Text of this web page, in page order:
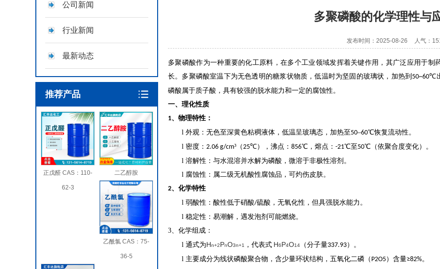
公司新闻
行业新闻
最新动态
推荐产品
正戊醛 CAS：110-
62-3
二乙醇胺
乙酰氯 CAS：75-
36-5
多聚磷酸的化学理性与
发布时间：2025-08-26 人气：
多聚磷酸作为一种重要的化工原料，在多个工业领域发挥着关键作用，其广泛应用于
长。 多聚磷酸室温下为无色透明的糖浆状物质，低温时为坚固的玻璃状，加热到 50~60℃
磷酸属于质子酸 ， 具有较强的脱水能力和一定的腐蚀性。
‌一、理化性质‌
1、 ‌物理特性 ：
l ‌外观‌：无色至深黄色粘稠液体，低温呈玻璃态，加热至 50–60℃恢复流动性。
l ‌密度‌： 2.06 g/cm³（25℃），‌沸点‌： 856℃，‌熔点‌： -21℃至 50℃（依聚合度变化）。
l ‌溶解性‌：与水混溶并水解为磷酸，微溶于非极性溶剂。
l ‌腐蚀性‌：属二级无机酸性腐蚀品，可灼伤皮肤。
2、 ‌化学特性
l ‌弱酸性‌：酸性低于硝酸/硫酸，无氧化性，但具强脱水能力。
l 稳定性：易潮解，遇发泡剂可能燃烧。
3、 化学组成：
l 通式为Hn+2PnO3n+1 ，代表式 H6P4O14 （分子量337.93） 。
l 主要成分为线状磷酸聚合物，含少量环状结构，五氧化二磷（ P2O5）含量≥82%。